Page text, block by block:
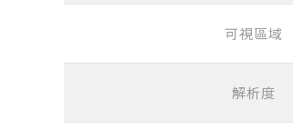
可視區域
解析度